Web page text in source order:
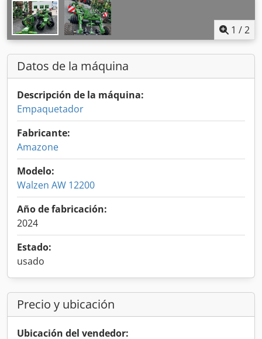
1 /2
Datos de la máquina
Descripción de la máquina:
Empaquetador
Fabricante:
Amazone
Modelo:
Walzen AW 12200
Año de fabricación:
2024
Estado:
usado
Precio y ubicación
Ubicación del vendedor: